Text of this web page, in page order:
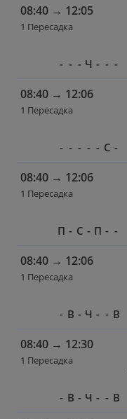
08:40 → 12:05
1 Пересадка
- - - Ч - - -
08:40 → 12:06
1 Пересадка
- - - - - С -
08:40 → 12:06
1 Пересадка
П - С - П - -
08:40 → 12:06
1 Пересадка
- В - Ч - - В
08:40 → 12:30
1 Пересадка
- В - Ч - - В